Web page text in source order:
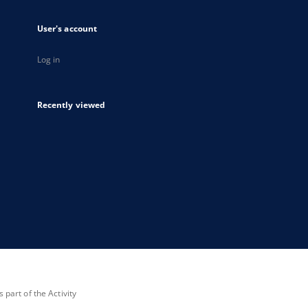
User's account
Log in
Recently viewed
part of the Activity